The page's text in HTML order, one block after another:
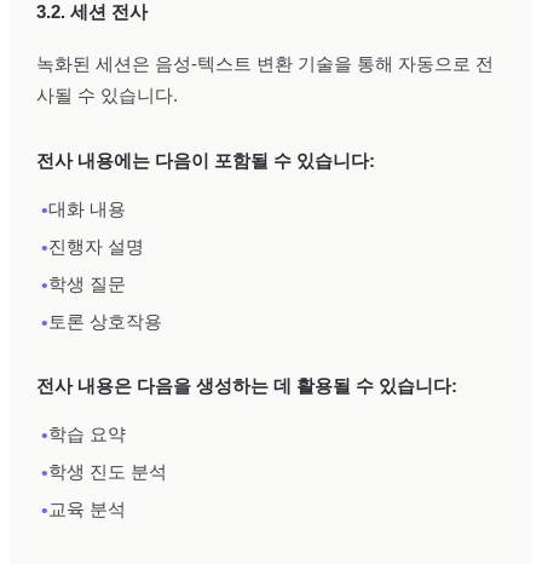
3.2. 세션 전사
녹화된 세션은 음성-텍스트 변환 기술을 통해 자동으로 전
사될 수 있습니다.
전사 내용에는 다음이 포함될 수 있습니다:
•대화 내용
•진행자 설명
•학생 질문
•토론 상호작용
전사 내용은 다음을 생성하는 데 활용될 수 있습니다:
•학습 요약
•학생 진도 분석
•교육 분석